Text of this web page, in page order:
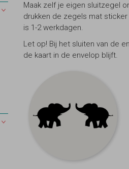
Maak zelf je eigen sluitzegel
drukken de zegels mat
is 1-2 werkdagen.
Let op! Bij het sluiten van de
de kaart in de envelop blijft.